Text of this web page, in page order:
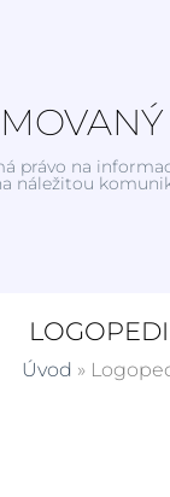
právo na
náležitou
Úvod »